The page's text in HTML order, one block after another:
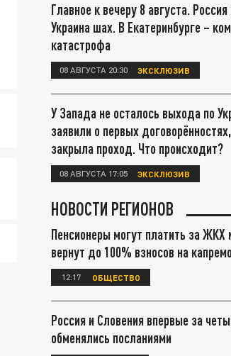
Главное к вечеру 8 августа.
Украина шах. В Екатеринбурге –
катастрофа
08 АВГУСТА 20:30 ЭКСКЛЮЗИВ
У Запада не осталось выхода по
заявили о первых
закрыла проход. Что происходит?
08 АВГУСТА 17:05 ЭКСКЛЮЗИВ
НОВОСТИ РЕГИОНОВ
Пенсионеры могут платить за
вернут до 100% взносов на
12:17 ОБЩЕСТВО
Россия и Словения впервые за
обменялись посланиями